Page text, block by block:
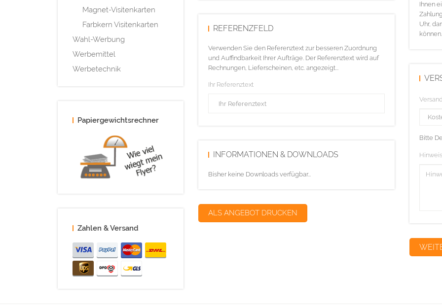
Magnet-Visitenkarten
Farbkern Visitenkarten
Wahl-Werbung
Werbemittel
Werbetechnik
Papiergewichtsrechner
Zahlen & Versand
REFERENZFELD
Verwenden Sie den Referenztext zur besseren Zuordnung
und Auffindbarkeit Ihrer Aufträge. Der Referenztext wird auf
Rechnungen, Lieferscheinen, etc. angezeigt...
Ihr Referenztext
INFORMATIONEN & DOWNLOADS
Bisher keine Downloads verfügbar...
ALS ANGEBOT DRUCKEN
Ihnen
Uhr,
können.
Bitte